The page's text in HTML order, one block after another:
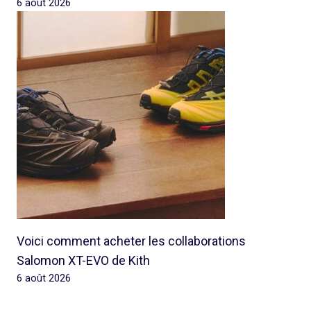
6 août 2026
Voici comment acheter les collaborations
Salomon XT-EVO de Kith
6 août 2026